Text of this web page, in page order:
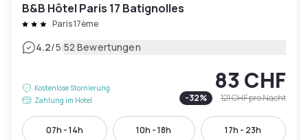
B&B Hôtel Paris 17 Batignolles
Paris 17ème
4.2/5|52 Bewertungen
Kostenlose Stornierung
Zahlung im Hotel
83 CHF
-32% 121 CHFpro Nacht
07h - 14h 10h - 18h 17h - 23h